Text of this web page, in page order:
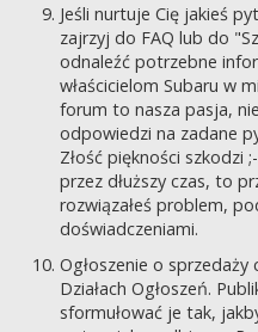
Jeśli nurtuje Cię jakieś
zajrzyj do FAQ lub do
odnaleźć potrzebne
właścicielom Subaru w
forum to nasza pasja,
odpowiedzi na zadane
Złość piękności szkodzi
przez dłuższy czas, to
rozwiązałeś problem,
doświadczeniami.
Ogłoszenie o sprzedaży
Działach Ogłoszeń.
sformułować je tak,